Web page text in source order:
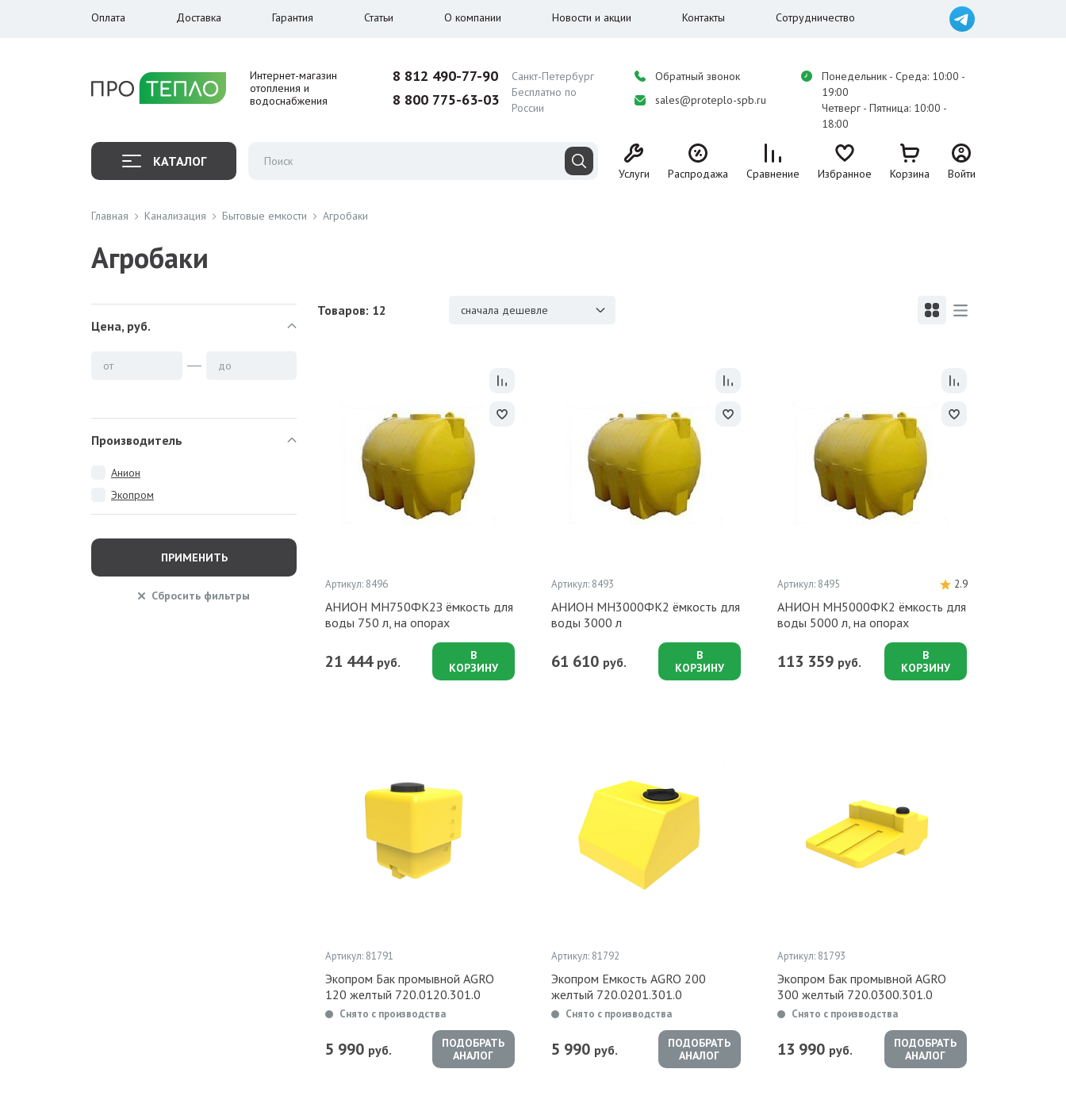
Оплата Доставка Гарантия Статьи О компании Новости и акции Контакты Сотрудничество
Интернет-магазин
отопления и
водоснабжения
8 812 490-77-90 Санкт-Петербург
8 800 775-63-03
Бесплатно по
России
Обратный звонок
sales@proteplo-spb.ru
Понедельник - Среда: 10:00 -
19:00
Четверг - Пятница: 10:00 -
18:00
КАТАЛОГ
Услуги Распродажа Сравнение Избранное Корзина Войти
Главная Канализация Бытовые емкости Агробаки
Агробаки
Цена, руб.
от до
Производитель
Анион
Экопром
ПРИМЕНИТЬ
Сбросить фильтры
Товаров: 12 сначала дешевле
Артикул: 8496
АНИОН МН750ФК2З ёмкость для
воды 750 л, на опорах
21 444 руб.
В
КОРЗИНУ
Артикул: 8493
АНИОН МН3000ФК2 ёмкость для
воды 3000 л
61 610 руб.
В
КОРЗИНУ
Артикул: 8495 2.9
АНИОН МН5000ФК2 ёмкость для
воды 5000 л, на опорах
113 359 руб.
В
КОРЗИНУ
Артикул: 81791
Экопром Бак промывной AGRO
120 желтый 720.0120.301.0
Снято с производства
5 990 руб.
ПОДОБРАТЬ
АНАЛОГ
Артикул: 81792
Экопром Емкость AGRO 200
желтый 720.0201.301.0
Снято с производства
5 990 руб.
ПОДОБРАТЬ
АНАЛОГ
Артикул: 81793
Экопром Бак промывной AGRO
300 желтый 720.0300.301.0
Снято с производства
13 990 руб.
ПОДОБРАТЬ
АНАЛОГ